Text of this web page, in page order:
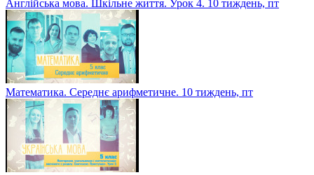
Англійська мова. Шкільне життя. Урок 4. 10 тиждень, пт
Математика. Середнє арифметичне. 10 тиждень, пт